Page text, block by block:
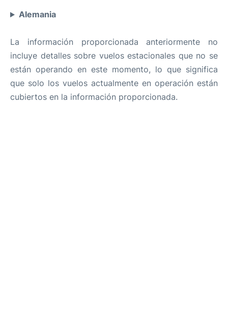
Alemania
La información proporcionada anteriormente no
incluye detalles sobre vuelos estacionales que no se
están operando en este momento, lo que significa
que solo los vuelos actualmente en operación están
cubiertos en la información proporcionada.